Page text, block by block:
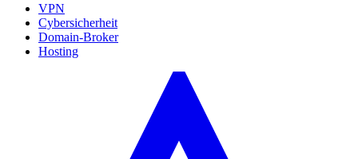
VPN
Cybersicherheit
Domain-Broker
Hosting